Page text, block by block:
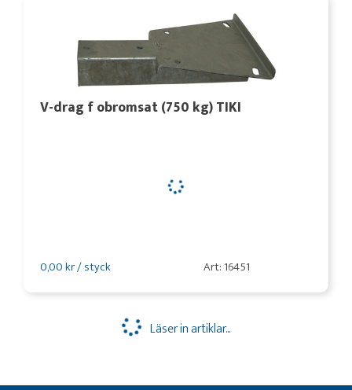
V-drag f obromsat (750 kg) TIKI
0,00 kr / styck Art: 16451
Läser in artiklar...